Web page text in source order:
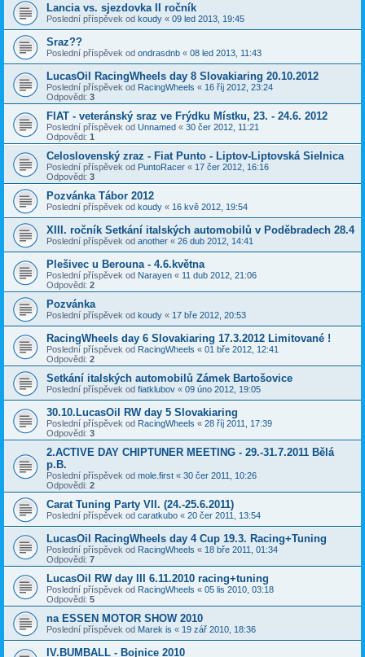
Lancia vs. sjezdovka II ročník
Poslední příspěvek od koudy « 09 led 2013, 19:45
Sraz??
Poslední příspěvek od ondrasdnb « 08 led 2013, 11:43
LucasOil RacingWheels day 8 Slovakiaring 20.10.2012
Poslední příspěvek od RacingWheels « 16 říj 2012, 23:24
Odpovědi: 3
FIAT - veteránský sraz ve Frýdku Místku, 23. - 24.6. 2012
Poslední příspěvek od Unnamed « 30 čer 2012, 11:21
Odpovědi: 1
Celoslovenský zraz - Fiat Punto - Liptov-Liptovská Sielnica
Poslední příspěvek od PuntoRacer « 17 čer 2012, 16:16
Odpovědi: 3
Pozvánka Tábor 2012
Poslední příspěvek od koudy « 16 kvě 2012, 19:54
XIII. ročník Setkání italských automobilů v Poděbradech 28.4
Poslední příspěvek od another « 26 dub 2012, 14:41
Plešivec u Berouna - 4.6.května
Poslední příspěvek od Narayen « 11 dub 2012, 21:06
Odpovědi: 2
Pozvánka
Poslední příspěvek od koudy « 17 bře 2012, 20:53
RacingWheels day 6 Slovakiaring 17.3.2012 Limitované !
Poslední příspěvek od RacingWheels « 01 bře 2012, 12:41
Odpovědi: 2
Setkání italských automobilů Zámek Bartošovice
Poslední příspěvek od fiatklubov « 09 úno 2012, 19:05
30.10.LucasOil RW day 5 Slovakiaring
Poslední příspěvek od RacingWheels « 28 říj 2011, 17:39
Odpovědi: 3
2.ACTIVE DAY CHIPTUNER MEETING - 29.-31.7.2011 Bělá
p.B.
Poslední příspěvek od mole.first « 30 čer 2011, 10:26
Odpovědi: 2
Carat Tuning Party VII. (24.-25.6.2011)
Poslední příspěvek od caratkubo « 20 čer 2011, 13:54
LucasOil RacingWheels day 4 Cup 19.3. Racing+Tuning
Poslední příspěvek od RacingWheels « 18 bře 2011, 01:34
Odpovědi: 7
LucasOil RW day III 6.11.2010 racing+tuning
Poslední příspěvek od RacingWheels « 05 lis 2010, 03:18
Odpovědi: 5
na ESSEN MOTOR SHOW 2010
Poslední příspěvek od Marek is « 19 zář 2010, 18:36
IV.BUMBALL - Bojnice 2010